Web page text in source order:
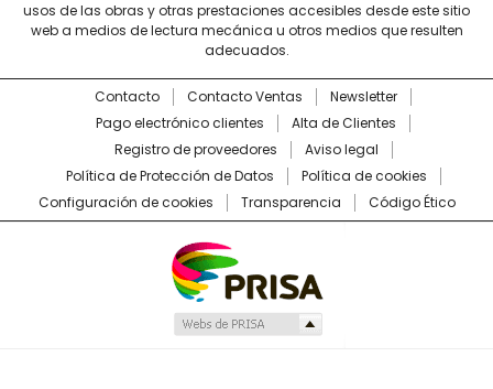
usos de las obras y otras prestaciones accesibles desde este sitio
web a medios de lectura mecánica u otros medios que resulten
adecuados.
Contacto Contacto Ventas
Newsletter
Pago electrónico clientes
Alta de Clientes
Registro de proveedores
Aviso legal
Política de Protección de Datos
Política de cookies
Configuración de cookies
Transparencia Código Ético